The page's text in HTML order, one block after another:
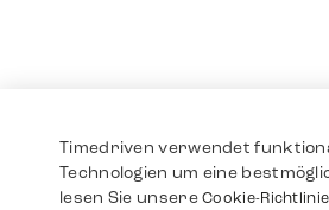
Timedriven verwendet
Technologien um eine
lesen Sie unsereCookie-